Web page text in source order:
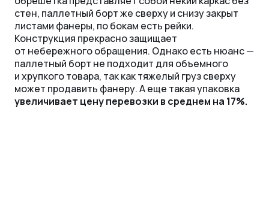
стен, паллетный борт же сверху и снизу закрыт
листами фанеры, по бокам есть рейки.
Конструкция прекрасно защищает
от небережного обращения. Однако есть нюанс—
паллетный борт не подходит для объемного
и хрупкого товара, так как тяжелый груз сверху
может продавить фанеру. А еще такая упаковка
увеличивает цену перевозки в среднем на 17%.